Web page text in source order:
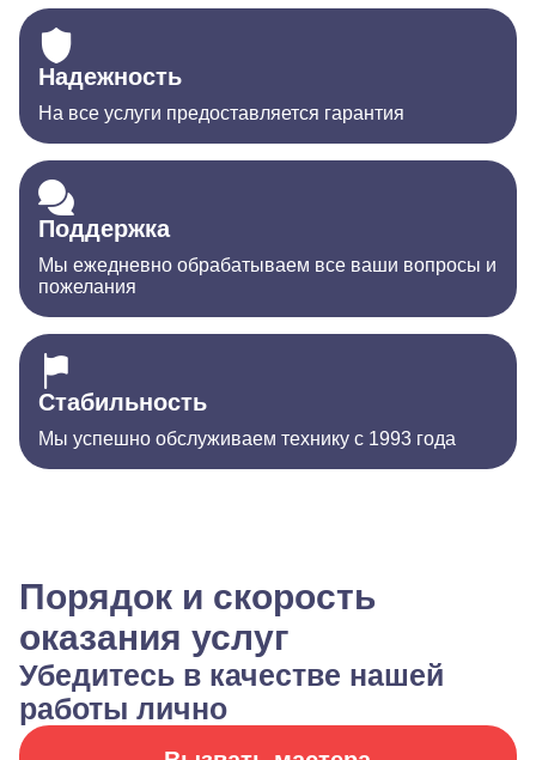
Надежность
На все услуги предоставляется гарантия
Поддержка
Мы ежедневно обрабатываем все ваши вопросы и
пожелания
Стабильность
Мы успешно обслуживаем технику с 1993 года
Порядок и скорость
оказания услуг
Убедитесь в качестве нашей
работы лично